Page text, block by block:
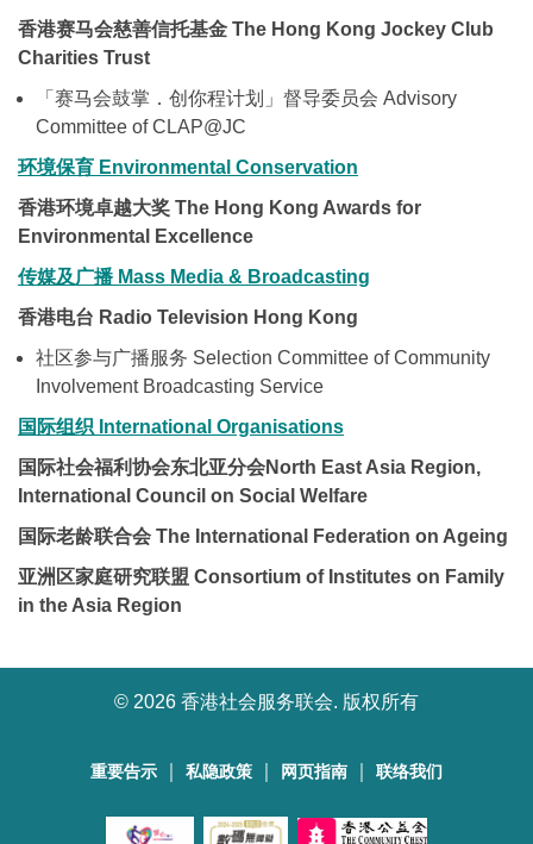
香港赛马会慈善信托基金 The Hong Kong Jockey Club
Charities Trust
「赛马会鼓掌．创你程计划」督导委员会 Advisory
Committee of CLAP@JC
环境保育 Environmental Conservation
香港环境卓越大奖 The Hong Kong Awards for
Environmental Excellence
传媒及广播Mass Media & Broadcasting
香港电台 Radio Television Hong Kong
社区参与广播服务 Selection Committee of Community
Involvement Broadcasting Service
国际组织 International Organisations
国际社会福利协会东北亚分会North East Asia Region,
International Council on Social Welfare
国际老龄联合会 The International Federation on Ageing
亚洲区家庭研究联盟 Consortium of Institutes on Family
in the Asia Region
© 2026 香港社会服务联会. 版权所有
重要告示 私隐政策 网页指南 联络我们